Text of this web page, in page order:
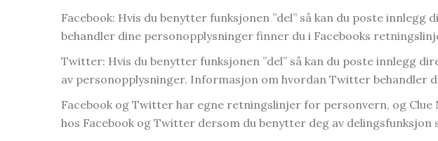
Facebook: Hvis du benytter funksjonen ”del” så kan du poste
behandler dine personopplysninger finner du i Facebooks
Twitter: Hvis du benytter funksjonen ”del” så kan du poste innlegg
av personopplysninger. Informasjon om hvordan Twitter
Facebook og Twitter har egne retningslinjer for personvern, og
hos Facebook og Twitter dersom du benytter deg av delingsfunksjon